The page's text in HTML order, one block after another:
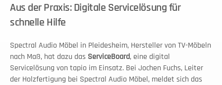
Aus der Praxis: Digitale Servicelösung für
schnelle Hilfe
Spectral Audio Möbel in Pleidesheim, Hersteller von TV-Möbeln
nach Maß, hat dazu das ServiceBoard, eine digital
Servicelösung von tapio im Einsatz. Bei Jochen Fuchs, Leiter
der Holzfertigung bei Spectral Audio Möbel, meldet sich das